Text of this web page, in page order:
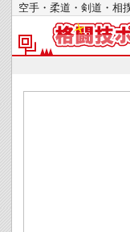
空手・柔道・剣道・